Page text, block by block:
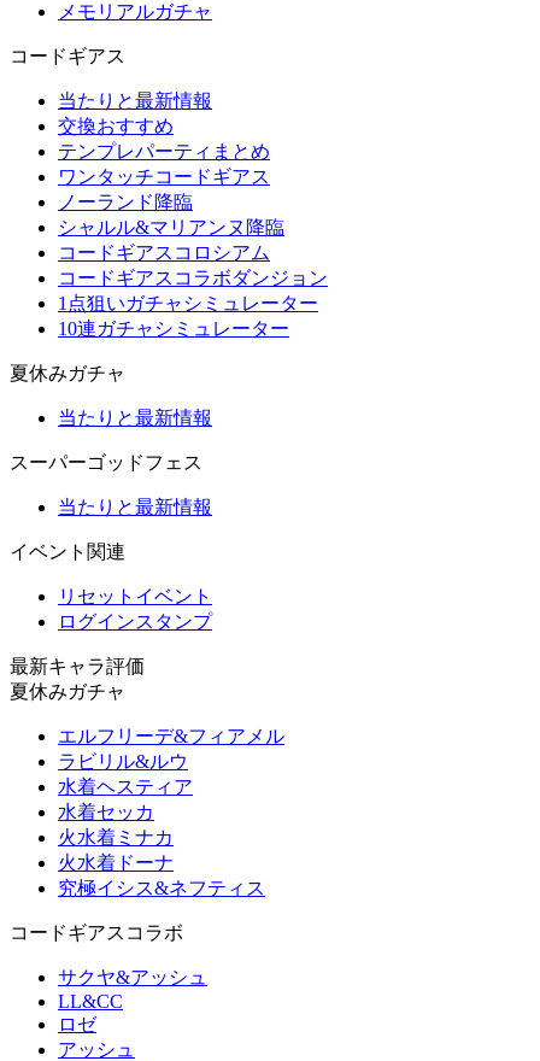
メモリアルガチャ
コードギアス
当たりと最新情報
交換おすすめ
テンプレパーティまとめ
ワンタッチコードギアス
ノーランド降臨
シャルル&マリアンヌ降臨
コードギアスコロシアム
コードギアスコラボダンジョン
1点狙いガチャシミュレーター
10連ガチャシミュレーター
夏休みガチャ
当たりと最新情報
スーパーゴッドフェス
当たりと最新情報
イベント関連
リセットイベント
ログインスタンプ
最新キャラ評価
夏休みガチャ
エルフリーデ&フィアメル
ラビリル&ルウ
水着ヘスティア
水着セッカ
火水着ミナカ
火水着ドーナ
究極イシス&ネフティス
コードギアスコラボ
サクヤ&アッシュ
LL&CC
ロゼ
アッシュ